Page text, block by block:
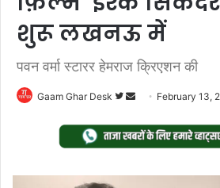
शुरू लखनऊ में
पवन वर्मा स्टारर हेमराज क्रिएशन की
Gaam Ghar Desk
Follow
Twitter
Send
email
February 13,